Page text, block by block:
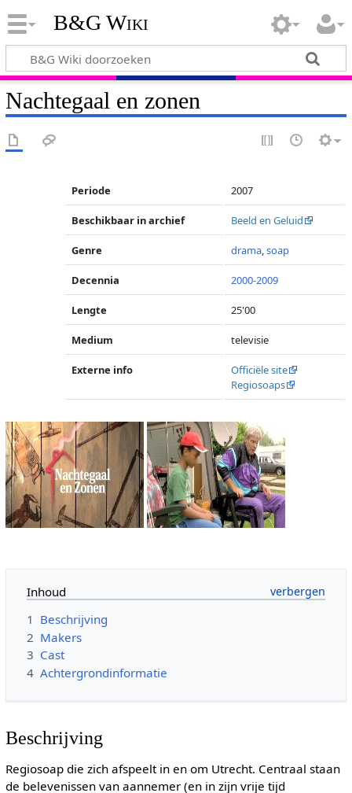
B&G Wiki
Nachtegaal en zonen
Periode 2007
Beschikbaar in archief Beeld en Geluid
Genre drama,soap
Decennia 2000-2009
Lengte 25'00
Medium televisie
Externe info
Officiële site
Regiosoaps
Inhoud
1 Beschrijving
2 Makers
3 Cast
4 Achtergrondinformatie
Beschrijving
Regiosoap die zich afspeelt in en om Utrecht. Centraal staan
de belevenissen van aannemer (en in zijn vrije tijd